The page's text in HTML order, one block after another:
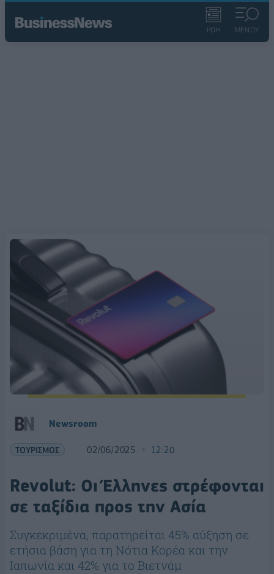
ΡΟΗ ΜΕΝΟΥ
Newsroom
ΤΟΥΡΙΣΜΟΣ 02/06/2025 12:20
Revolut: Οι Έλληνες στρέφονται
σε ταξίδια προς την Ασία
Συγκεκριμένα, παρατηρείται 45% αύξηση σε
ετήσια βάση για τη Νότια Κορέα και την
Ιαπωνία και 42% για το Βιετνάμ